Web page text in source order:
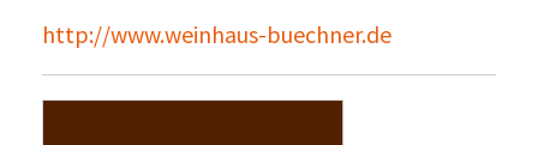
http://www.weinhaus-buechner.de